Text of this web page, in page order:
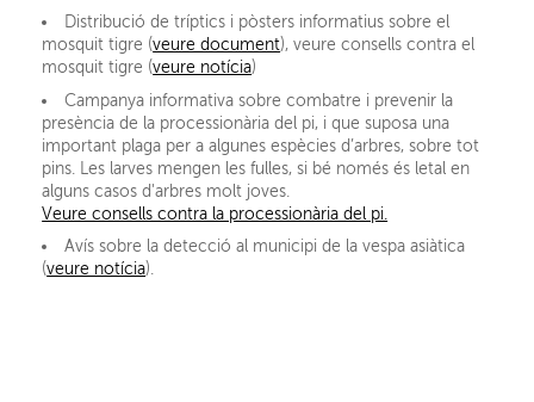
Distribució de tríptics i pòsters informatius sobre el
mosquit tigre (veure document), veure consells contra el
mosquit tigre (veure notícia)
Campanya informativa sobre combatre i prevenir la
presència de la processionària del pi, i que suposa una
important plaga per a algunes espècies d’arbres, sobre tot
pins. Les larves mengen les fulles, si bé només és letal en
alguns casos d'arbres molt joves.
Veure consells contra la processionària del pi.
Avís sobre la detecció al municipi de la vespa asiàtica
(veure notícia).